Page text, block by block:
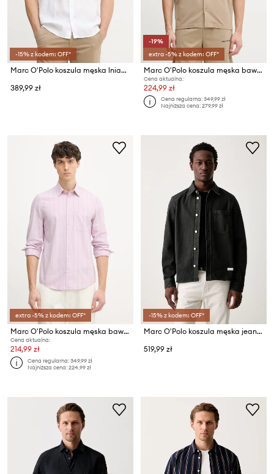
-15% z kodem: OFF*
Marc O'Polo koszula męska lniana
389,99 zł
-19%
extra -5% z kodem: OFF*
Marc O'Polo koszula męska bawełniana
Cena aktualna:
224,99 zł
Cena regularna:349,99 zł
Najniższa cena:279,99 zł
extra -5% z kodem: OFF*
Marc O'Polo koszula męska bawełniana
Cena aktualna:
214,99 zł
Cena regularna:349,99 zł
Najniższa cena:224,99 zł
-15% z kodem: OFF*
Marc O'Polo koszula męska jeansowa
519,99 zł